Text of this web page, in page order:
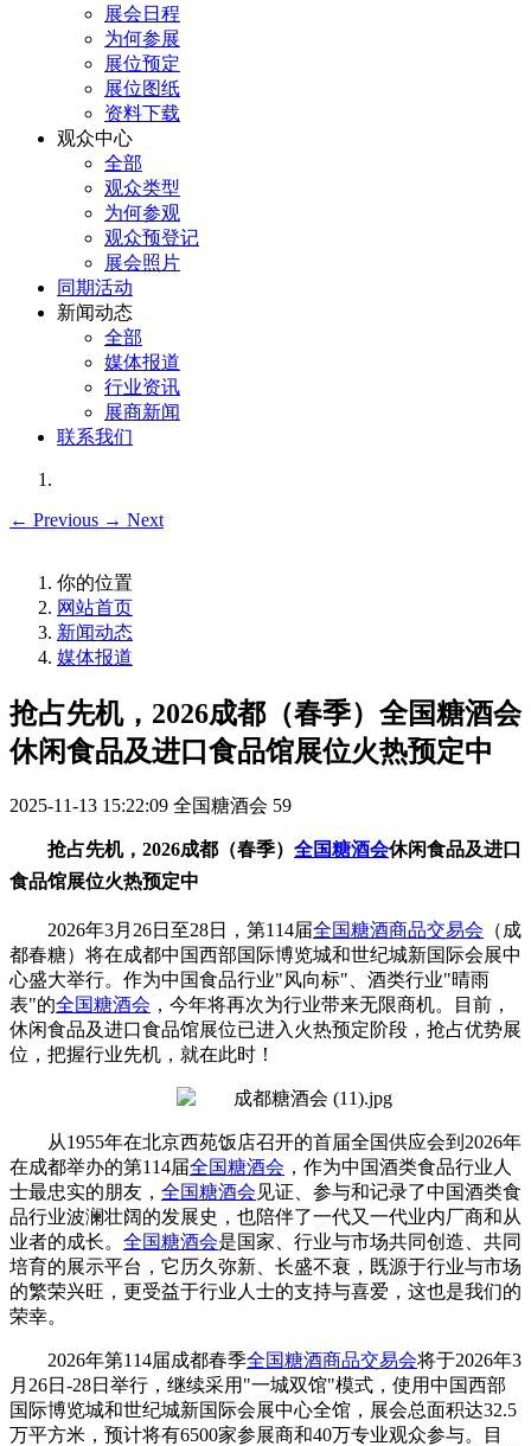
展会日程
为何参展
展位预定
展位图纸
资料下载
观众中心
全部
观众类型
为何参观
观众预登记
展会照片
同期活动
新闻动态
全部
媒体报道
行业资讯
展商新闻
联系我们
← Previous → Next
你的位置
网站首页
新闻动态
媒体报道
抢占先机，2026成都（春季）全国糖酒会
休闲食品及进口食品馆展位火热预定中
2025-11-13 15:22:09 全国糖酒会 59
抢占先机，2026成都（春季） 全国糖酒会休闲食品及进口
食品馆展位火热预定中
2026年3月26日至28日，第114届全国糖酒商品交易会 （成
都春糖）将在成都中国西部国际博览城和世纪城新国际会展中
心盛大举行。作为中国食品行业"风向标"、酒类行业"晴雨
表"的全国糖酒会 ，今年将再次为行业带来无限商机。目前，
休闲食品及进口食品馆展位已进入火热预定阶段，抢占优势展
位，把握行业先机，就在此时！
从1955年在北京西苑饭店召开的首届全国供应会到2026年
在成都举办的第114届全国糖酒会 ，作为中国酒类食品行业人
士最忠实的朋友， 全国糖酒会 见证、参与和记录了中国酒类食
品行业波澜壮阔的发展史，也陪伴了一代又一代业内厂商和从
业者的成长。 全国糖酒会是国家、行业与市场共同创造、共同
培育的展示平台，它历久弥新、长盛不衰，既源于行业与市场
的繁荣兴旺，更受益于行业人士的支持与喜爱，这也是我们的
荣幸。
2026年第114届成都春季全国糖酒商品交易会将于2026年3
月26日-28日举行，继续采用"一城双馆"模式，使用中国西部
国际博览城和世纪城新国际会展中心全馆，展会总面积达32.5
万平方米，预计将有6500家参展商和40万专业观众参与。目